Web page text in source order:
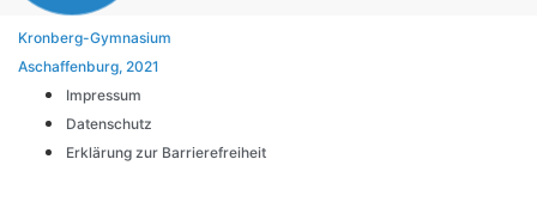
Kronberg-Gymnasium
Aschaffenburg, 2021
Impressum
Datenschutz
Erklärung zur Barrierefreiheit